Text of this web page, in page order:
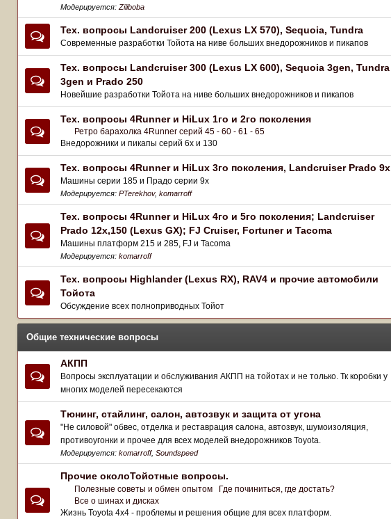
Модерируется: Ziliboba
Тех. вопросы Landcruiser 200 (Lexus LX 570), Sequoia, Tundra
Современные разработки Тойота на ниве больших внедорожников и пикапов
Тех. вопросы Landcruiser 300 (Lexus LX 600), Sequoia 3gen, Tundra
3gen и Prado 250
Новейшие разработки Тойота на ниве больших внедорожников и пикапов
Тех. вопросы 4Runner и HiLux 1го и 2го поколения
Ретро барахолка 4Runner серий 45 - 60 - 61 - 65
Внедорожники и пикапы серий 6х и 130
Тех. вопросы 4Runner и HiLux 3го поколения, Landсruiser Prado 9x
Машины серии 185 и Прадо серии 9х
Модерируется: PTerekhov, komarroff
Тех. вопросы 4Runner и HiLux 4го и 5го поколения; Landсruiser
Prado 12x,150 (Lexus GX); FJ Cruiser, Fortuner и Tacoma
Машины платформ 215 и 285, FJ и Tacoma
Модерируется: komarroff
Тех. вопросы Highlander (Lexus RX), RAV4 и прочие автомобили
Тойота
Обсуждение всех полноприводных Тойот
Общие технические вопросы
АКПП
Вопросы эксплуатации и обслуживания АКПП на тойотах и не только. Тк коробки у
многих моделей пересекаются
Тюнинг, стайлинг, салон, автозвук и защита от угона
"Не силовой" обвес, отделка и реставрация салона, автозвук, шумоизоляция,
противоугонки и прочее для всех моделей внедорожников Toyota.
Модерируется: komarroff, Soundspeed
Прочие околоТойотные вопросы.
Полезные советы и обмен опытом
Где починиться, где достать?
Все о шинах и дисках
Жизнь Toyota 4х4 - проблемы и решения общие для всех платформ.